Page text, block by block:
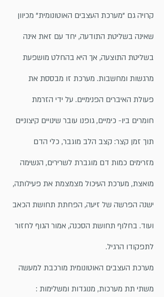
קרויה גם "מערכת העצבים האוטונומית" מכיוון
שאינה בשליטת התודעה, יחד עם זאת אינה
בשליטת התוצעה, אך היא בהחלט מושפעת
מרגשות ומחשבות. מערכת זו מבססת את
פעולת האיברים הפנימיים. על ידי הזרמת
חומרים ביו- כימיים, גופנו עובר שינויים קיצוניים
תוך זמן קצר: קצב הלב מוגבר, כלי הדם
מזרימים כמות דם מוגברת לשרירים, הנשימה
מואצת, מערכת העיכול מצמצמת את פעילותה,
ישנה הפרשה של זיעה, הפחתת תחושת הכאב
ועוד. בחלוף תחושת הסכנה, אמור הגוף לחזור
לתפקודו הרגיל.
מערכת העצבים האוטונומית מורכבת למעשה
משתי תת מערכות, מנוגדות ומשלימות :